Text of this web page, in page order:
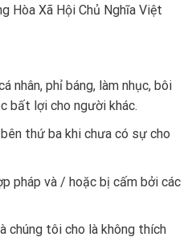
Hòa Xã Hội Chủ Nghĩa Việt
nhân, phỉ báng, làm nhục, bôi
bất lợi cho người khác.
thứ ba khi chưa có sự cho
pháp và / hoặc bị cấm bởi các
chúng tôi cho là không thích